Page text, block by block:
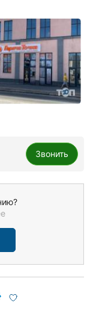
Звонить